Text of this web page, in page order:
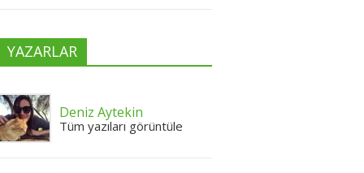
YAZARLAR
Deniz Aytekin
Tüm yazıları görüntüle